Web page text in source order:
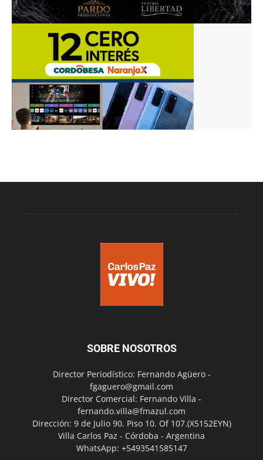
SOBRE NOSOTROS
Director Periodístico: Fernando Agüero -
fgaguero@gmail.com
Director Comercial: Fernando Villa -
fernando.villa@fmazul.com
Dirección: 9 de Julio 90. Piso 10. Of 107.(X5152EYN)
Villa Carlos Paz - Córdoba - Argentina
WhatsApp: +5493541585147